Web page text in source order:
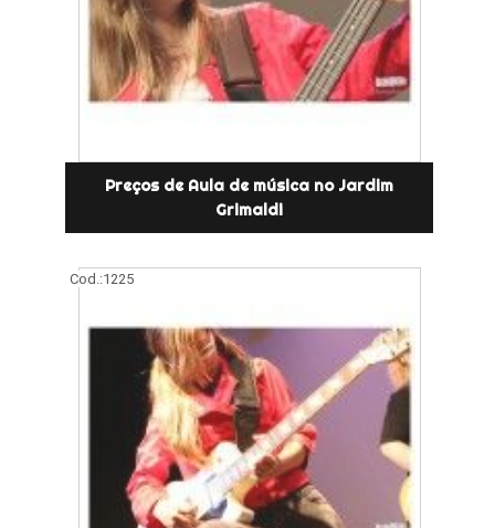
Preços de Aula de música no Jardim
Grimaldi
Cod.:1225